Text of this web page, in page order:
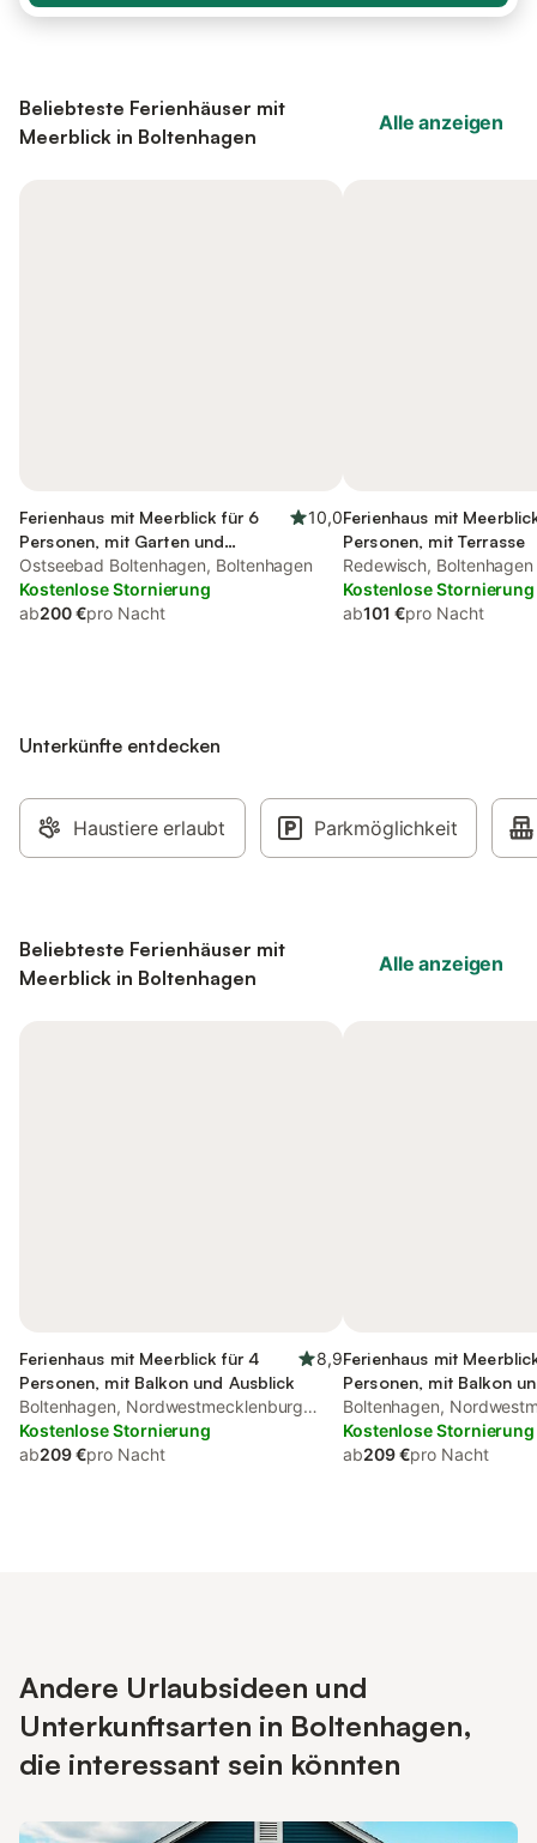
Beliebteste Ferienhäuser mit
Meerblick in Boltenhagen
Alle anzeigen
Ferienhaus mit Meerblick für 6
Personen, mit Garten und
Terrasse, mit Haustier
10,0
Ostseebad Boltenhagen, Boltenhagen
Kostenlose Stornierung
ab200 €pro Nacht
Ferienhaus mit
Personen, mit Terrasse
Redewisch, Boltenhagen
Kostenlose Stornierung
ab101 €pro Nacht
Unterkünfte entdecken
Haustiere erlaubt Parkmöglichkeit
Beliebteste Ferienhäuser mit
Meerblick in Boltenhagen
Alle anzeigen
Ferienhaus mit Meerblick für 4
Personen, mit Balkon und Ausblick
8,9
Boltenhagen, Nordwestmecklenburg
(Wismar und Umgebung)
Kostenlose Stornierung
ab209 €pro Nacht
Ferienhaus mit
Personen, mit Balkon
Boltenhagen,
(Wismar und Umgebung)
Kostenlose Stornierung
ab209 €pro Nacht
Andere Urlaubsideen und
Unterkunftsarten in Boltenhagen,
die interessant sein könnten